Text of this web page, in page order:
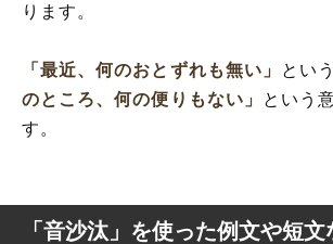
ります。
「最近、何のおとずれも無い」 とい
のところ、何の便りもない」
という
す。
「音沙汰」を使った例文や短文